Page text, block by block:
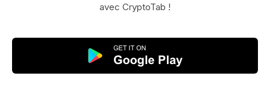
avec CryptoTab !